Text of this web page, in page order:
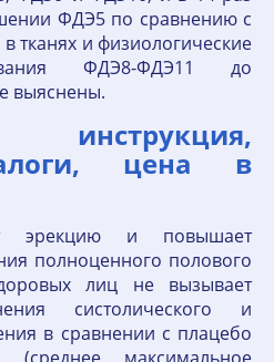
ФДЭ5 по сравнению с
тканях и физиологические
ФДЭ8-ФДЭ11 до
выяснены.
инструкция,
цена в
эрекцию и повышает
полноценного полового
лиц не вызывает
систолического и
в сравнении с плацебо